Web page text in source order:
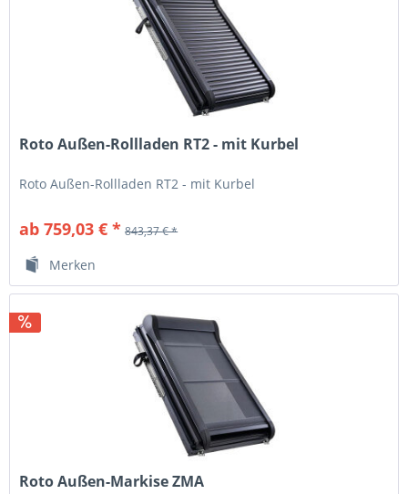
Roto Außen-Rollladen RT2 - mit Kurbel
Roto Außen-Rollladen RT2 - mit Kurbel
ab 759,03 € * 843,37 € *
Merken
Roto Außen-Markise ZMA